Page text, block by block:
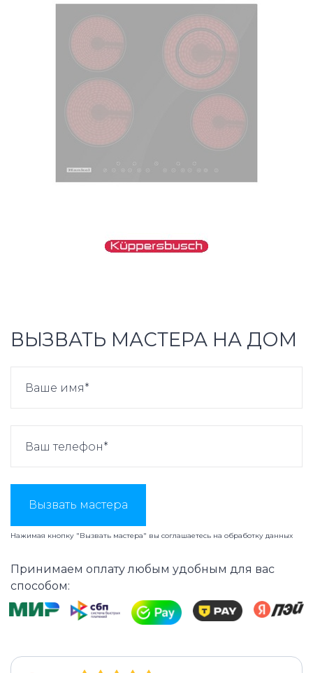
ВЫЗВАТЬ МАСТЕРА НА ДОМ
Вызвать мастера
Нажимая кнопку "Вызвать мастера" вы соглашаетесь на обработку данных
Принимаем оплату любым удобным для вас
способом: